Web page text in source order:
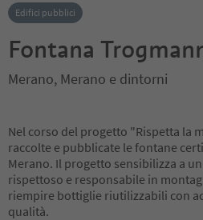
Edifici pubblici
Fontana
Merano, Merano e dintorni
Nel corso del progetto "Rispetta la
raccolte e pubblicate le fontane
Merano. Il progetto sensibilizza a
rispettoso e responsabile in
riempire bottiglie riutilizzabili con
qualità.